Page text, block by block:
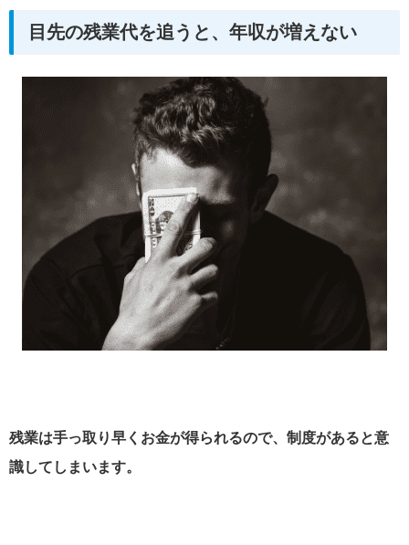
目先の残業代を追うと、年収が増えない
残業は手っ取り早くお金が得られるので、制度があると意
識してしまいます。